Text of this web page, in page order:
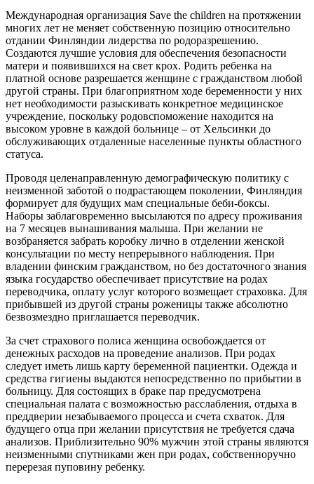
Международная организация Save the children на протяжении
многих лет не меняет собственную позицию относительно
отдании Финляндии лидерства по родоразрешению.
Создаются лучшие условия для обеспечения безопасности
матери и появившихся на свет крох. Родить ребенка на
платной основе разрешается женщине с гражданством любой
другой страны. При благоприятном ходе беременности у них
нет необходимости разыскивать конкретное медицинское
учреждение, поскольку родовспоможение находится на
высоком уровне в каждой больнице – от Хельсинки до
обслуживающих отдаленные населенные пункты областного
статуса.
Проводя целенаправленную демографическую политику с
неизменной заботой о подрастающем поколении, Финляндия
формирует для будущих мам специальные беби-боксы.
Наборы заблаговременно высылаются по адресу проживания
на 7 месяцев вынашивания малыша. При желании не
возбраняется забрать коробку лично в отделении женской
консультации по месту непрерывного наблюдения. При
владении финским гражданством, но без достаточного знания
языка государство обеспечивает присутствие на родах
переводчика, оплату услуг которого возмещает страховка. Для
прибывшей из другой страны роженицы также абсолютно
безвозмездно приглашается переводчик.
За счет страхового полиса женщина освобождается от
денежных расходов на проведение анализов. При родах
следует иметь лишь карту беременной пациентки. Одежда и
средства гигиены выдаются непосредственно по прибытии в
больницу. Для состоящих в браке пар предусмотрена
специальная палата с возможностью расслабления, отдыха в
преддверии незабываемого процесса и счета схваток. Для
будущего отца при желании присутствия не требуется сдача
анализов. Приблизительно 90% мужчин этой страны являются
неизменными спутниками жен при родах, собственноручно
перерезая пуповину ребенку.